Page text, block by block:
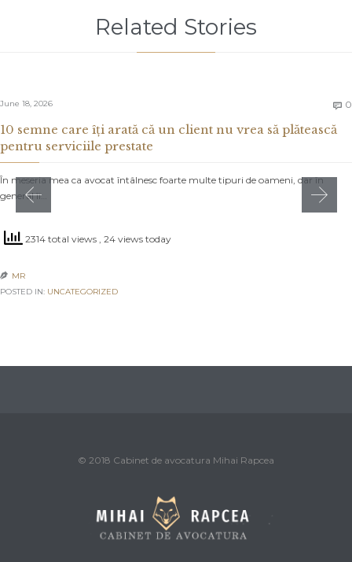
Related Stories
June 18, 2026  0
10 semne care îți arată că un client nu vrea să plătească
pentru serviciile prestate
În meseria mea ca avocat întâlnesc foarte multe tipuri de oameni, dar în
general îi…
2314 total views , 24 views today
 MR
POSTED IN: UNCATEGORIZED
© 2018 Cabinet de avocatura Mihai Rapcea